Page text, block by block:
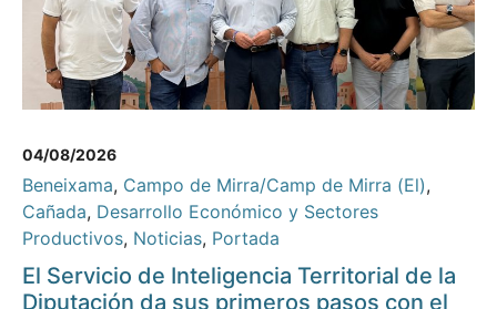
04/08/2026
Beneixama, Campo de Mirra/Camp de Mirra (El),
Cañada, Desarrollo Económico y Sectores
Productivos, Noticias, Portada
El Servicio de Inteligencia Territorial de la
Diputación da sus primeros pasos con el